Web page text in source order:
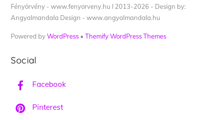
Fényörvény - www.fenyorveny.hu I 2013-2026 - Design by:
Angyalmandala Design - www.angyalmandala.hu
Powered byWordPress •Themify WordPress Themes
Social
Facebook
Pinterest